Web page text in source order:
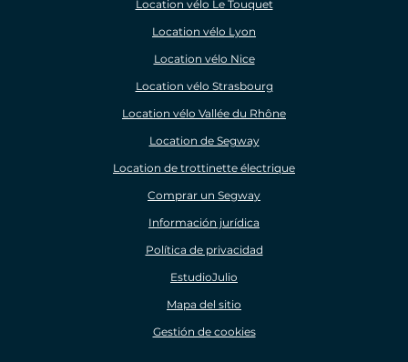
Location vélo Le Touquet
Location vélo Lyon
Location vélo Nice
Location vélo Strasbourg
Location vélo Vallée du Rhône
Location de Segway
Location de trottinette électrique
Comprar un Segway
Información jurídica
Política de privacidad
EstudioJulio
Mapa del sitio
Gestión de cookies